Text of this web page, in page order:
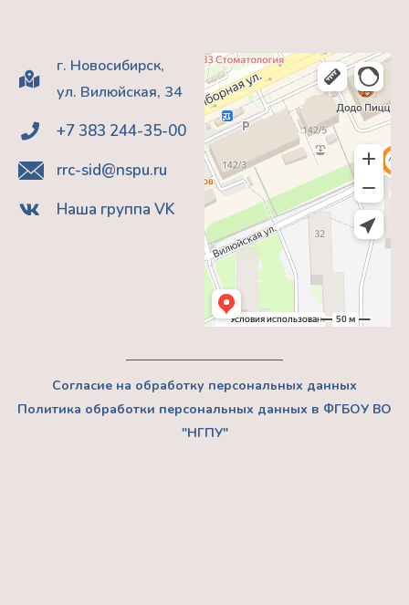
г. Новосибирск,
ул. Вилюйская, 34
+7 383 244-35-00
rrc-sid@nspu.ru
Наша группа VK
Согласие на обработку персональных данных
Политика обработки персональных данных в ФГБОУ ВО
"НГПУ"